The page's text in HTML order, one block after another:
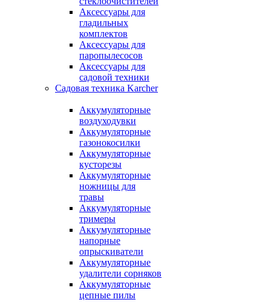
Аксессуары для
гладильных
комплектов
Аксессуары для
паропылесосов
Аксессуары для
садовой техники
Садовая техника Karcher
Аккумуляторные
воздуходувки
Аккумуляторные
газонокосилки
Аккумуляторные
кусторезы
Аккумуляторные
ножницы для
травы
Аккумуляторные
тримеры
Аккумуляторные
напорные
опрыскиватели
Аккумуляторные
удалители сорняков
Аккумуляторные
цепные пилы